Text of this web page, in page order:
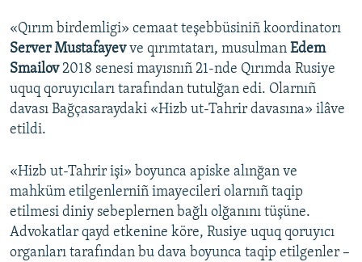
«Qırım birdemligi» cemaat teşebbüsiniñ koordinatorı
Server Mustafayevve qırımtatarı, musulman Edem
Smailov2018 senesi mayısnıñ 21-nde Qırımda Rusiye
uquq qoruyıcıları tarafından tutulğan edi. Olarnıñ
davası Bağçasaraydaki «Hizb ut-Tahrir davasına» ilâve
etildi.
«Hizb ut-Tahrir işi» boyunca apiske alınğan ve
mahküm etilgenlerniñ imayecileri olarnıñ taqip
etilmesi diniy sebeplernen bağlı olğanını tüşüne.
Advokatlar qayd etkenine köre, Rusiye uquq qoruyıcı
organları tarafından bu dava boyunca taqip etilgenler –